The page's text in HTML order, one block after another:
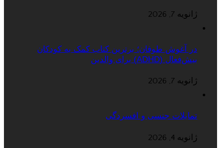
ژانویه 7, 2026
در آغوش طوفان؛ برترین کتاب کمک به کودکان
بیش‌فعال (ADHD) برای والدین
ژانویه 7, 2026
تمایلات جنسی و افسردگی
ژانویه 4, 2026